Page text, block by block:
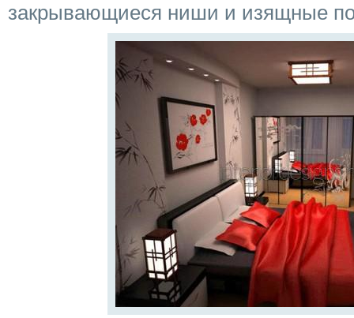
закрывающиеся ниши и изящные